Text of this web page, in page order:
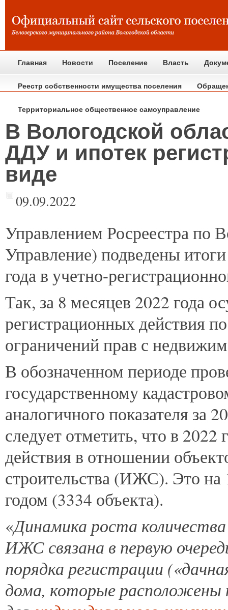
Главная Новости Поселение Власть
Реестр собственности имущества поселения
Территориальное общественное самоуправление
В Вологодской
ДДУ и ипотек
виде
09.09.2022
Управлением Росреестра по
Управление) подведены
года в учетно-
Так, за 8 месяцев 2022 года
регистрационных действия
ограничений прав с
В обозначенном периоде
государственному
аналогичного показателя за
следует отметить, что в
действия в отношении
строительства (ИЖС). Это
годом (3334 объекта).
«Динамика роста
ИЖС связана в первую
порядка регистрации
дома, которые расположены